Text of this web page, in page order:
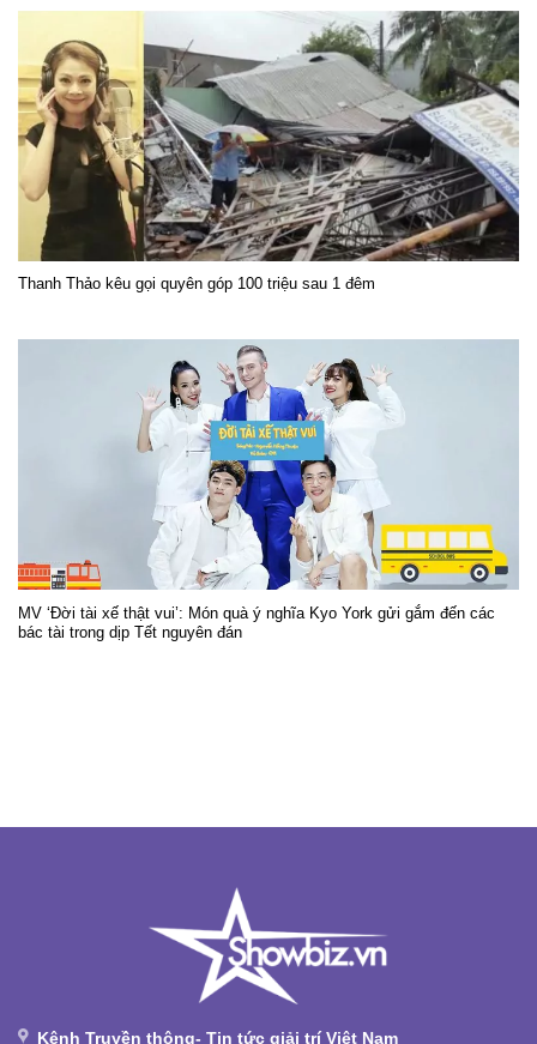
Thanh Thảo kêu gọi quyên góp 100 triệu sau 1 đêm
MV ‘Đời tài xế thật vui’: Món quà ý nghĩa Kyo York gửi gắm đến các
bác tài trong dịp Tết nguyên đán
Kênh Truyền thông- Tin tức giải trí Việt Nam